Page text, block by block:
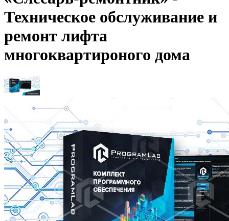
Техническое обслуживание и
ремонт лифта
многоквартироного дома